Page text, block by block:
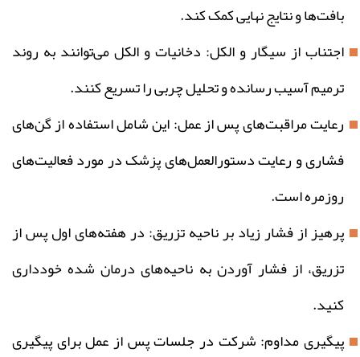
بافت‌ها و نتایج نهایی کمک کند.
اجتناب از سیگار و الکل: دخانیات و الکل می‌توانند به روند
ترمیم آسیب رسانده و تحلیل چربی را تسریع کنند.
رعایت مراقبت‌های پس از عمل: این شامل استفاده از گن‌های
فشاری و رعایت دستورالعمل‌های پزشک در مورد فعالیت‌های
روزمره است.
پرهیز از فشار زیاد بر ناحیه تزریق: در هفته‌های اول پس از
تزریق، از فشار آوردن به ناحیه‌های درمان شده خودداری
کنید.
پیگیری مداوم: شرکت در جلسات پس از عمل برای پیگیری